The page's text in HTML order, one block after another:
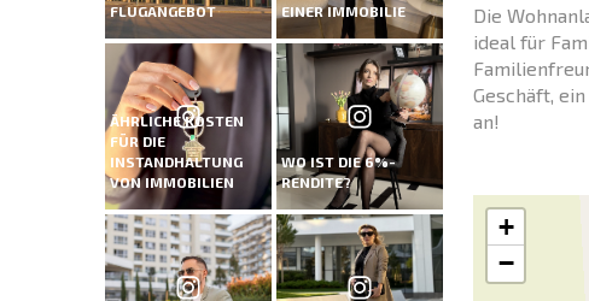
FLUGANGEBOT
EINER IMMOBILIE
ÄHRLICHE KOSTEN
FÜR DIE
INSTANDHALTUNG
VON IMMOBILIEN
WO IST DIE 6%-
RENDITE?
Die
ideal für
Geschäft,
an!
+
−